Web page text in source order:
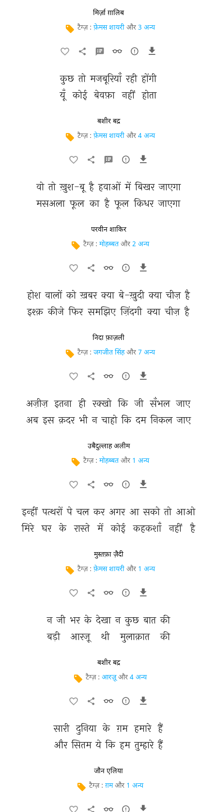
मिर्ज़ा ग़ालिब
टैग्ज़ : फ़ेमस शायरी और 3 अन्य
कुछ तो मजबूरियाँ रही होंगी
यूँ कोई बेवफ़ा नहीं होता
बशीर बद्र
टैग्ज़ : फ़ेमस शायरी और 4 अन्य
वो तो ख़ुश-बू है हवाओं में बिखर जाएगा
मसअला फूल का है फूल किधर जाएगा
परवीन शाकिर
टैग्ज़ : मोहब्बत और 2 अन्य
होश वालों को ख़बर क्या बे-ख़ुदी क्या चीज़ है
इश्क़ कीजे फिर समझिए ज़िंदगी क्या चीज़ है
निदा फ़ाज़ली
टैग्ज़ : जगजीत सिंह और 7 अन्य
अज़ीज़ इतना ही रक्खो कि जी सँभल जाए
अब इस क़दर भी न चाहो कि दम निकल जाए
उबैदुल्लाह अलीम
टैग्ज़ : मोहब्बत और 1 अन्य
इन्हीं पत्थरों पे चल कर अगर आ सको तो आओ
मिरे घर के रास्ते में कोई कहकशाँ नहीं है
मुस्तफ़ा ज़ैदी
टैग्ज़ : फ़ेमस शायरी और 1 अन्य
न जी भर के देखा न कुछ बात की
बड़ी
आरज़ू थी मुलाक़ात की
बशीर बद्र
टैग्ज़ : आरज़ू और 4 अन्य
सारी दुनिया के ग़म हमारे हैं
और सितम ये कि हम तुम्हारे हैं
जौन एलिया
टैग्ज़ : ग़म और 1 अन्य